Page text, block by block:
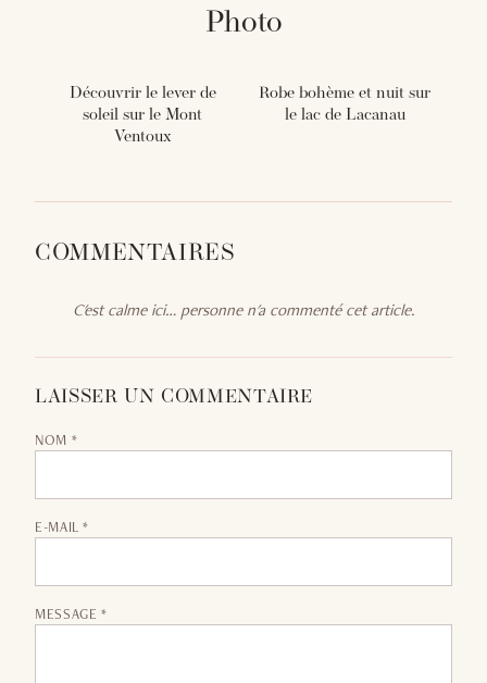
Photo
Découvrir le lever de
soleil sur le Mont
Ventoux
Robe bohème et nuit sur
le lac de Lacanau
COMMENTAIRES
C'est calme ici… personne n'a commenté cet article.
LAISSER UN COMMENTAIRE
NOM *
E-MAIL *
MESSAGE *